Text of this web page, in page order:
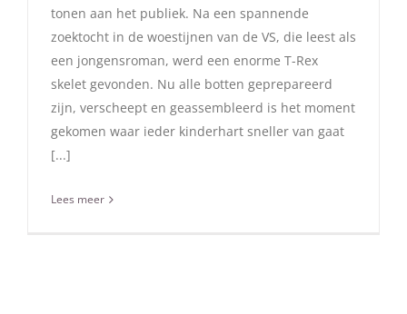
tonen aan het publiek. Na een spannende
zoektocht in de woestijnen van de VS, die leest als
een jongensroman, werd een enorme T-Rex
skelet gevonden. Nu alle botten geprepareerd
zijn, verscheept en geassembleerd is het moment
gekomen waar ieder kinderhart sneller van gaat
[...]
Lees meer